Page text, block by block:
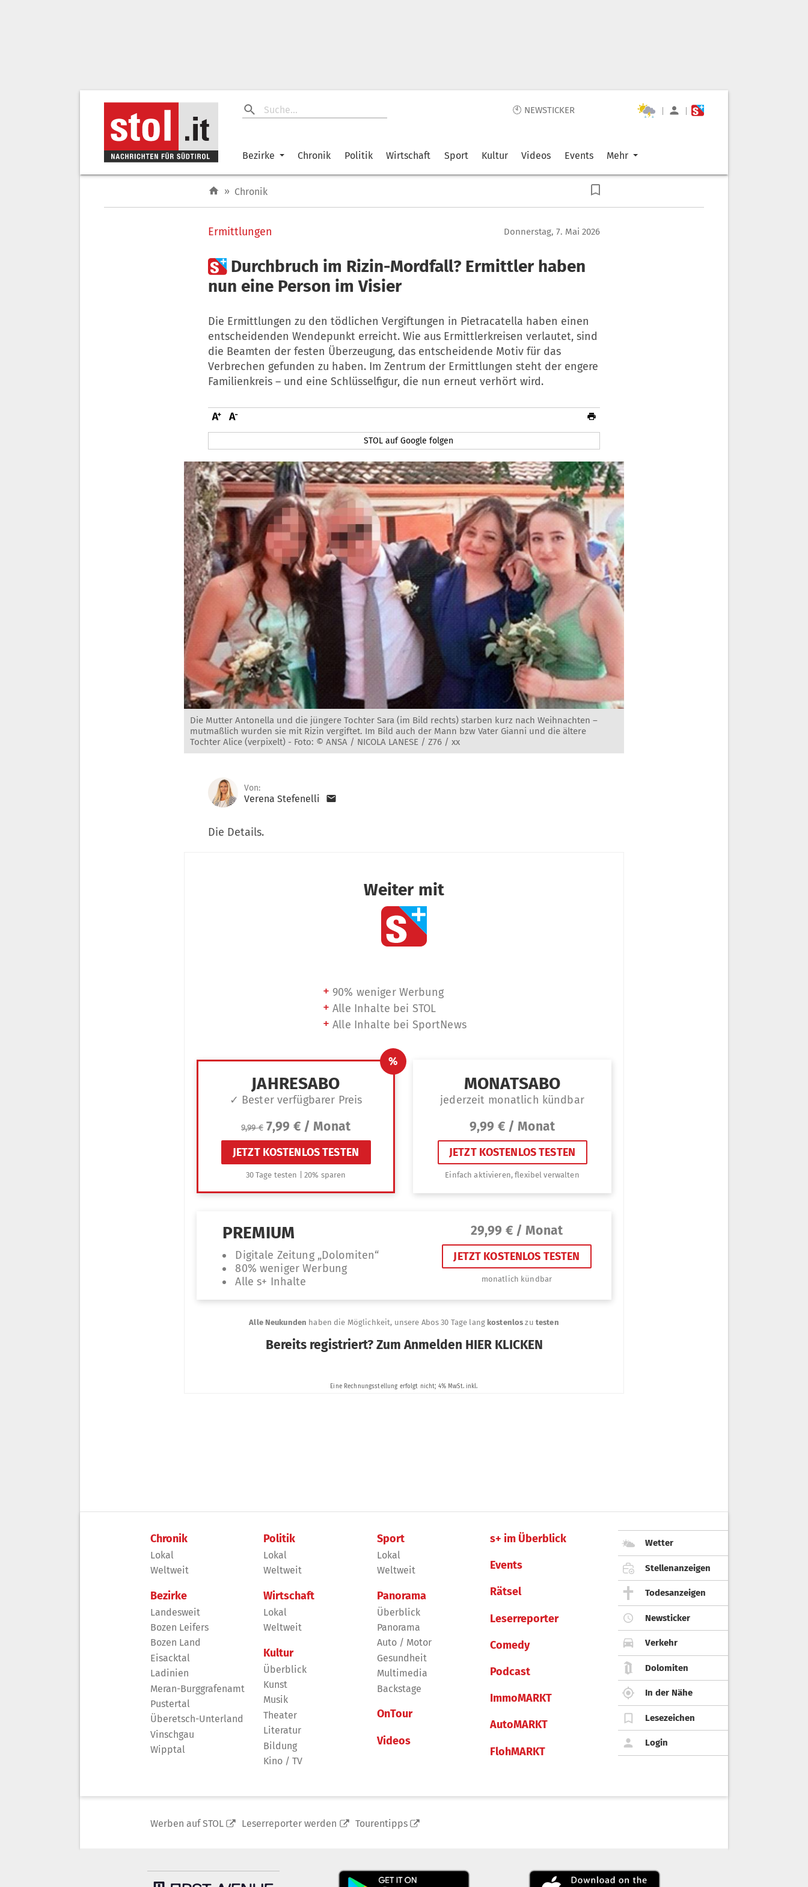
🕙 NEWSTICKER | |
Bezirke Chronik Politik Wirtschaft Sport Kultur Videos Events Mehr
» Chronik
Ermittlungen Donnerstag, 7. Mai 2026
 Durchbruch im Rizin-Mordfall? Ermittler haben
nun eine Person im Visier
Die Ermittlungen zu den tödlichen Vergiftungen in Pietracatella haben einen
entscheidenden Wendepunkt erreicht. Wie aus Ermittlerkreisen verlautet, sind
die Beamten der festen Überzeugung, das entscheidende Motiv für das
Verbrechen gefunden zu haben. Im Zentrum der Ermittlungen steht der engere
Familienkreis – und eine Schlüsselfigur, die nun erneut verhört wird.
STOL auf Google folgen
Die Mutter Antonella und die jüngere Tochter Sara (im Bild rechts) starben kurz nach Weihnachten –
mutmaßlich wurden sie mit Rizin vergiftet. Im Bild auch der Mann bzw Vater Gianni und die ältere
Tochter Alice (verpixelt) - Foto: © ANSA / NICOLA LANESE / Z76 / xx
Von:
Verena Stefenelli
Die Details.
Chronik
Lokal
Weltweit
Bezirke
Landesweit
Bozen Leifers
Bozen Land
Eisacktal
Ladinien
Meran-Burggrafenamt
Pustertal
Überetsch-Unterland
Vinschgau
Wipptal
Politik
Lokal
Weltweit
Wirtschaft
Lokal
Weltweit
Kultur
Überblick
Kunst
Musik
Theater
Literatur
Bildung
Kino / TV
Sport
Lokal
Weltweit
Panorama
Überblick
Panorama
Auto / Motor
Gesundheit
Multimedia
Backstage
OnTour
Videos
s+ im Überblick
Events
Rätsel
Leserreporter
Comedy
Podcast
ImmoMARKT
AutoMARKT
FlohMARKT
Wetter
Stellenanzeigen
Todesanzeigen
Newsticker
Verkehr
Dolomiten
In der Nähe
Lesezeichen
Login
Werben auf STOL Leserreporter werden Tourentipps